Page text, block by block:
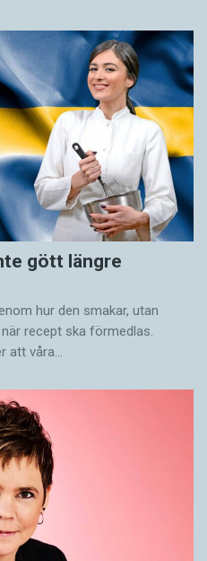
gött längre
hur den smakar, utan
recept ska förmedlas.
att våra…